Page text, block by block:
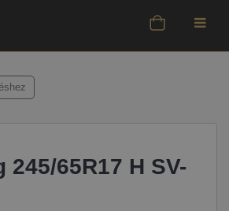
245/65R17 H SV-